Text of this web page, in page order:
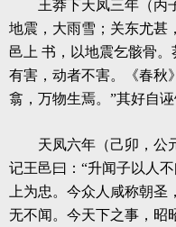
王莽下天凤三年（丙
地震，大雨雪；关东尤甚
邑上 书，以地震乞骸骨
有害，动者不害。《春秋
翕，万物生焉。”其好自诬
天凤六年（己卯，公
记王邑曰：“升闻子以人
上为忠。今众人咸称朝
无不闻。今天下之事，昭